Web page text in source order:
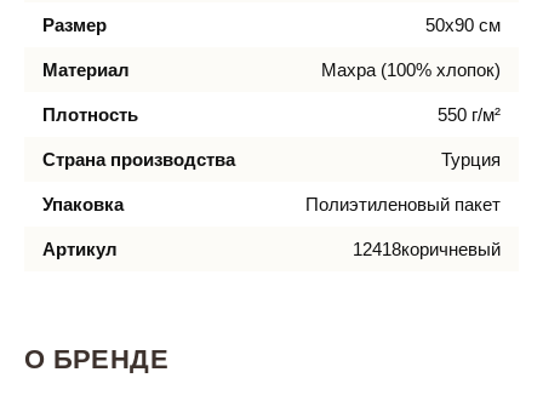
Размер 50х90 см
Материал Махра (100% хлопок)
Плотность 550 г/м²
Страна производства Турция
Упаковка Полиэтиленовый пакет
Артикул 12418коричневый
О БРЕНДЕ